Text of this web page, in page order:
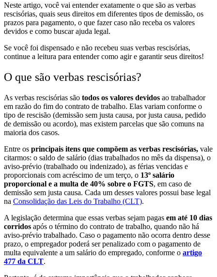
Neste artigo, você vai entender exatamente o que são as verbas
rescisórias, quais seus direitos em diferentes tipos de demissão, os
prazos para pagamento, o que fazer caso não receba os valores
devidos e como buscar ajuda legal.
Se você foi dispensado e não recebeu suas verbas rescisórias,
continue a leitura para entender como agir e garantir seus direitos!
O que são verbas rescisórias?
As verbas rescisórias são todos os valores devidos ao trabalhador
em razão do fim do contrato de trabalho. Elas variam conforme o
tipo de rescisão (demissão sem justa causa, por justa causa, pedido
de demissão ou acordo), mas existem parcelas que são comuns na
maioria dos casos.
Entre os principais itens que compõem as verbas rescisórias, vale
citarmos: o saldo de salário (dias trabalhados no mês da dispensa), o
aviso-prévio (trabalhado ou indenizado), as férias vencidas e
proporcionais com acréscimo de um terço, o 13º salário
proporcional e a multa de 40% sobre o FGTS, em caso de
demissão sem justa causa. Cada um desses valores possui base legal
na Consolidação das Leis do Trabalho (CLT).
A legislação determina que essas verbas sejam pagas em até 10 dias
corridos após o término do contrato de trabalho, quando não há
aviso-prévio trabalhado. Caso o pagamento não ocorra dentro desse
prazo, o empregador poderá ser penalizado com o pagamento de
multa equivalente a um salário do empregado, conforme o artigo
477 da CLT.